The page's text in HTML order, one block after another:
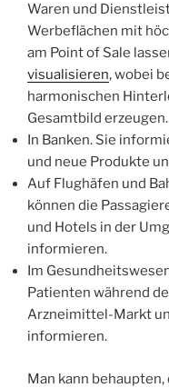
Waren und
Werbeflächen mit
am Point of Sale
visualisieren, wobei
harmonischen
Gesamtbild erzeugen.
In Banken. Sie
und neue Produkte
Auf Flughäfen und
können die
und Hotels in der
informieren.
Im
Patienten während
Arzneimittel-Markt
informieren.
Man kann